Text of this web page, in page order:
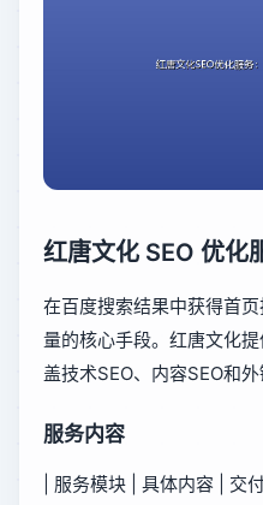
红唐文化 SEO 优化
在百度搜索结果中获得首
量的核心手段。红唐文化
盖技术SEO、内容SEO和外
服务内容
| 服务模块 | 具体内容 | 交付